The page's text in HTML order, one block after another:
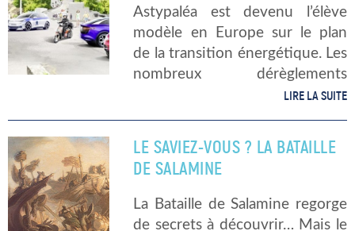
Astypaléa est devenu l’élève
modèle en Europe sur le plan
de la transition énergétique. Les
nombreux dérèglements
climatiques : canicules répétées,
focalisé l’attention sur l’urgence
de réduire l’émission de
carbone. […]
LIRE LA SUITE
LE SAVIEZ-VOUS ? LA BATAILLE
DE SALAMINE
La Bataille de Salamine regorge
de secrets à découvrir… Mais le